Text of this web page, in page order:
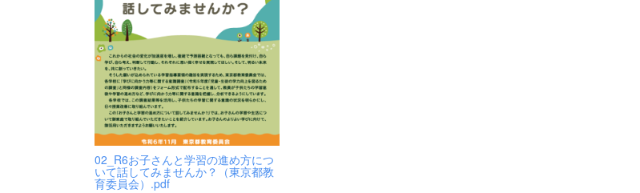
02_R6お子さんと学習の進め方につ
いて話してみませんか？（東京都教
育委員会）.pdf